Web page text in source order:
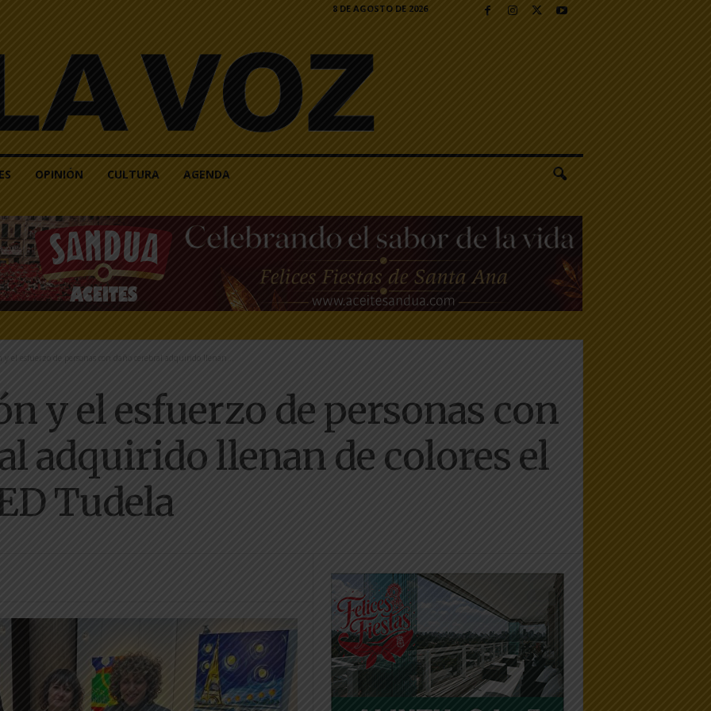
8 DE AGOSTO DE 2026
OPINIÓN CULTURA AGENDA
y el esfuerzo de personas con daño cerebral adquirido llenan...
y el esfuerzo de personas con
adquirido llenan de colores el
Tudela